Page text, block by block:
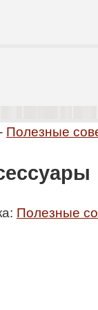
Полезные
Полезные